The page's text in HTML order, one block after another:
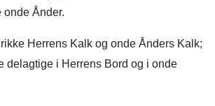
onde Ånder.
Herrens Kalk og onde Ånders Kalk;
delagtige i Herrens Bord og i onde